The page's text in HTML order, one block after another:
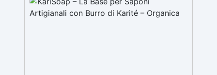
Non lascia superfici appiccicose, risultato
pulito e sicuro